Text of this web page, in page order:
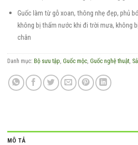
Guốc làm từ gỗ xoan, thông nhẹ đẹp, phủ
không bị thấm nước khi đi trời mưa, không
chân
Danh mục: Bộ sưu tập, Guốc mộc, Guốc nghệ thuật,
MÔ TẢ